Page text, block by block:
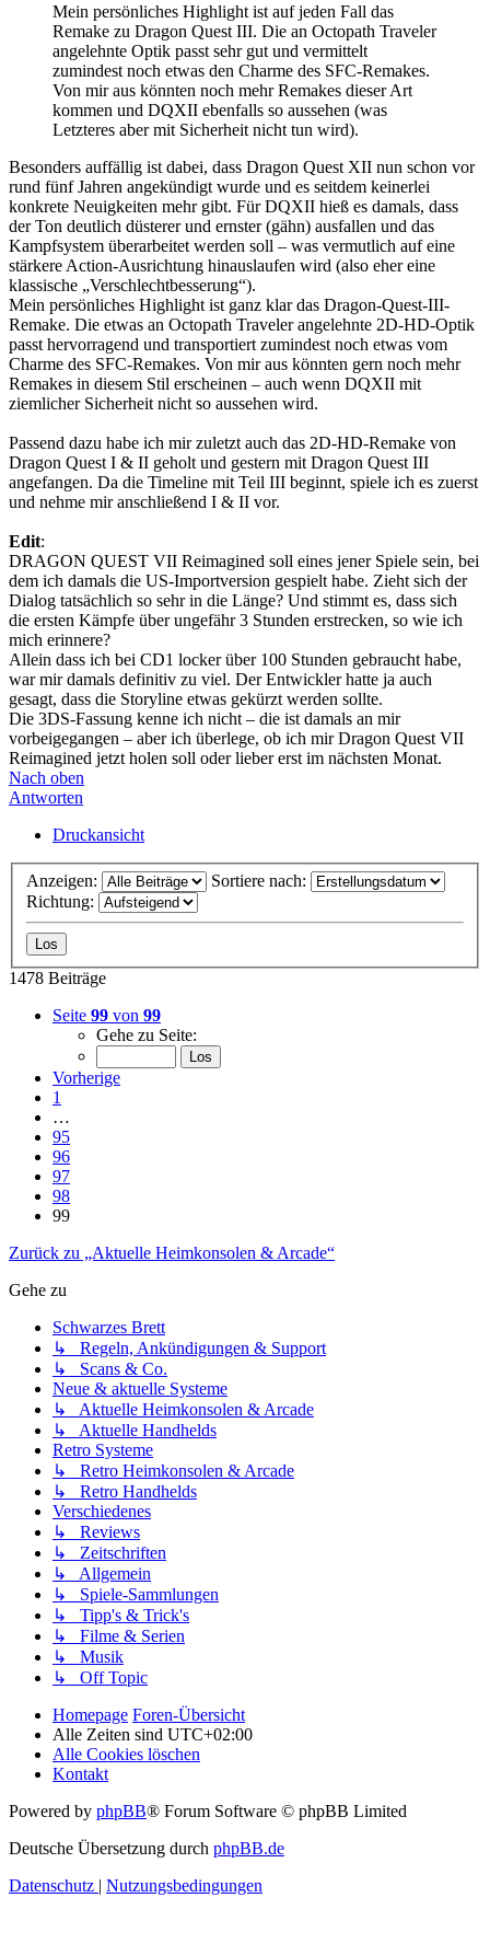
Mein persönliches Highlight ist auf jeden Fall das
Remake zu Dragon Quest III. Die an Octopath Traveler
angelehnte Optik passt sehr gut und vermittelt
zumindest noch etwas den Charme des SFC-Remakes.
Von mir aus könnten noch mehr Remakes dieser Art
kommen und DQXII ebenfalls so aussehen (was
Letzteres aber mit Sicherheit nicht tun wird).
Besonders auffällig ist dabei, dass Dragon Quest XII nun schon vor
rund fünf Jahren angekündigt wurde und es seitdem keinerlei
konkrete Neuigkeiten mehr gibt. Für DQXII hieß es damals, dass
der Ton deutlich düsterer und ernster (gähn) ausfallen und das
Kampfsystem überarbeitet werden soll – was vermutlich auf eine
stärkere Action-Ausrichtung hinauslaufen wird (also eher eine
klassische „Verschlechtbesserung“).
Mein persönliches Highlight ist ganz klar das Dragon-Quest-III-
Remake. Die etwas an Octopath Traveler angelehnte 2D-HD-Optik
passt hervorragend und transportiert zumindest noch etwas vom
Charme des SFC-Remakes. Von mir aus könnten gern noch mehr
Remakes in diesem Stil erscheinen – auch wenn DQXII mit
ziemlicher Sicherheit nicht so aussehen wird.
Passend dazu habe ich mir zuletzt auch das 2D-HD-Remake von
Dragon Quest I & II geholt und gestern mit Dragon Quest III
angefangen. Da die Timeline mit Teil III beginnt, spiele ich es zuerst
und nehme mir anschließend I & II vor.
Edit:
DRAGON QUEST VII Reimagined soll eines jener Spiele sein, bei
dem ich damals die US-Importversion gespielt habe. Zieht sich der
Dialog tatsächlich so sehr in die Länge? Und stimmt es, dass sich
die ersten Kämpfe über ungefähr 3 Stunden erstrecken, so wie ich
mich erinnere?
Allein dass ich bei CD1 locker über 100 Stunden gebraucht habe,
war mir damals definitiv zu viel. Der Entwickler hatte ja auch
gesagt, dass die Storyline etwas gekürzt werden sollte.
Die 3DS-Fassung kenne ich nicht – die ist damals an mir
vorbeigegangen – aber ich überlege, ob ich mir Dragon Quest VII
Reimagined jetzt holen soll oder lieber erst im nächsten Monat.
Nach oben
Antworten
Druckansicht
Anzeigen:
Sortiere nach:
Richtung:
1478 Beiträge
Seite 99 von 99
Gehe zu Seite:
Vorherige
1
…
95
96
97
98
99
Zurück zu „Aktuelle Heimkonsolen & Arcade“
Gehe zu
Schwarzes Brett
↳ Regeln, Ankündigungen & Support
↳ Scans & Co.
Neue & aktuelle Systeme
↳ Aktuelle Heimkonsolen & Arcade
↳ Aktuelle Handhelds
Retro Systeme
↳ Retro Heimkonsolen & Arcade
↳ Retro Handhelds
Verschiedenes
↳ Reviews
↳ Zeitschriften
↳ Allgemein
↳ Spiele-Sammlungen
↳ Tipp's & Trick's
↳ Filme & Serien
↳ Musik
↳ Off Topic
Homepage Foren-Übersicht
Alle Zeiten sind UTC+02:00
Alle Cookies löschen
Kontakt
Powered by phpBB® Forum Software © phpBB Limited
Deutsche Übersetzung durch phpBB.de
Datenschutz | Nutzungsbedingungen